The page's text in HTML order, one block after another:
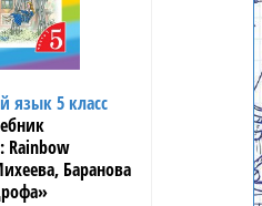
язык 5 класс
Rainbow
Баранова